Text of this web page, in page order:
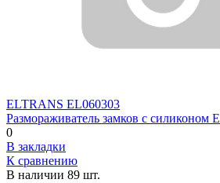
ELTRANS EL060303
Размораживатель замков с силиконом
0
В закладки
К сравнению
В наличии 89 шт.